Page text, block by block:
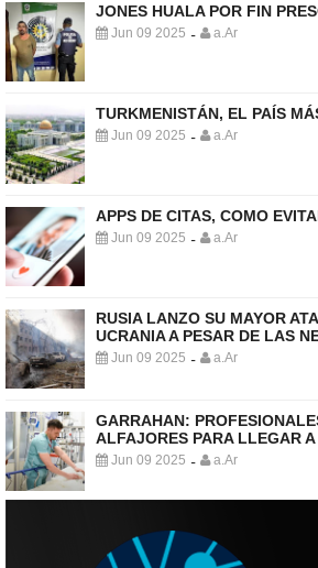
JONES HUALA POR FIN
Jun 09 2025 - a.Ar
TURKMENISTÁN, EL PAÍS
Jun 09 2025 - a.Ar
APPS DE CITAS, COMO
Jun 09 2025 - a.Ar
RUSIA LANZO SU MAYOR
UCRANIA A PESAR DE LAS
Jun 09 2025 - a.Ar
GARRAHAN:
ALFAJORES PARA LLEGAR
Jun 09 2025 - a.Ar